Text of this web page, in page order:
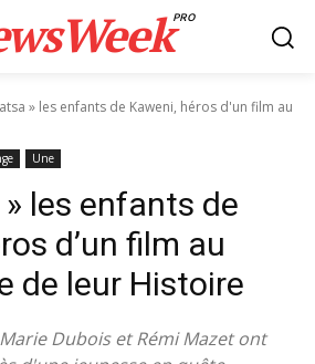
PRO
» les enfants de Kaweni, héros d'un film au
Une
les enfants de
d’un film au
de leur Histoire
Dubois et Rémi Mazet ont